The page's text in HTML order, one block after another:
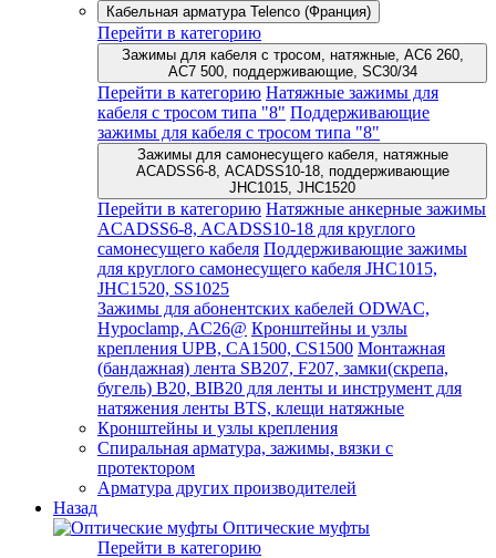
Кабельная арматура Telenco (Франция)
Перейти в категорию
Зажимы для кабеля с тросом, натяжные, AC6 260,
AC7 500, поддерживающие, SC30/34
Перейти в категорию Натяжные зажимы для
кабеля с тросом типа "8" Поддерживающие
зажимы для кабеля с тросом типа "8"
Зажимы для самонесущего кабеля, натяжные
ACADSS6-8, ACADSS10-18, поддерживающие
JHC1015, JHC1520
Перейти в категорию Натяжные анкерные зажимы
ACADSS6-8, ACADSS10-18 для круглого
самонесущего кабеля Поддерживающие зажимы
для круглого самонесущего кабеля JHC1015,
JHC1520, SS1025
Зажимы для абонентских кабелей ODWAC,
Hypoclamp, AC26@ Кронштейны и узлы
крепления UPB, CA1500, CS1500 Монтажная
(бандажная) лента SB207, F207, замки(скрепа,
бугель) B20, BIB20 для ленты и инструмент для
натяжения ленты BTS, клещи натяжные
Кронштейны и узлы крепления
Спиральная арматура, зажимы, вязки с
протектором
Арматура других производителей
Назад
Оптические муфты
Перейти в категорию